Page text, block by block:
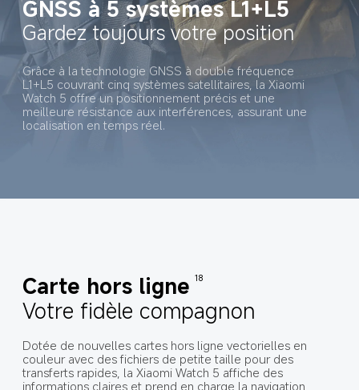
GNSS à 5 systèmes L1+L5
Gardez toujours votre position
Grâce à la technologie GNSS à double fréquence
L1+L5 couvrant cinq systèmes satellitaires, la Xiaomi
Watch 5 offre un positionnement précis et une
meilleure résistance aux interférences, assurant une
localisation en temps réel.
Carte hors ligne 18
Votre fidèle compagnon
Dotée de nouvelles cartes hors ligne vectorielles en
couleur avec des fichiers de petite taille pour des
transferts rapides, la Xiaomi Watch 5 affiche des
informations claires et prend en charge la navigation